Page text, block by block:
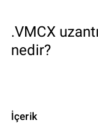
.VMCX
nedir?
İçerik